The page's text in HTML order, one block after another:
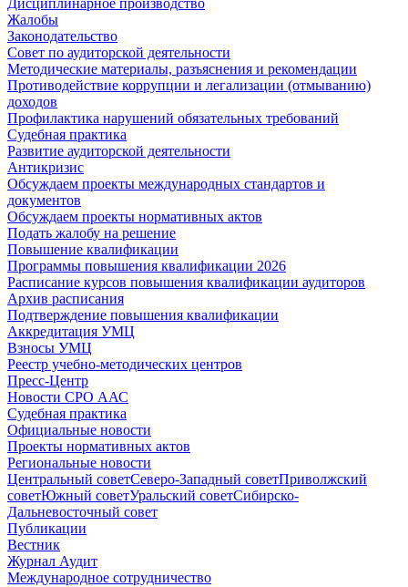
Дисциплинарное производство
Жалобы
Законодательство
Совет по аудиторской деятельности
Методические материалы, разъяснения и рекомендации
Противодействие коррупции и легализации (отмыванию)
доходов
Профилактика нарушений обязательных требований
Судебная практика
Развитие аудиторской деятельности
Антикризис
Обсуждаем проекты международных стандартов и
документов
Обсуждаем проекты нормативных актов
Подать жалобу на решение
Повышение квалификации
Программы повышения квалификации 2026
Расписание курсов повышения квалификации аудиторов
Архив расписания
Подтверждение повышения квалификации
Аккредитация УМЦ
Взносы УМЦ
Реестр учебно-методических центров
Пресс-Центр
Новости СРО ААС
Судебная практика
Официальные новости
Проекты нормативных актов
Региональные новости
Центральный советСеверо-Западный советПриволжский
советЮжный советУральский советСибирско-
Дальневосточный совет
Публикации
Вестник
Журнал Аудит
Международное сотрудничество